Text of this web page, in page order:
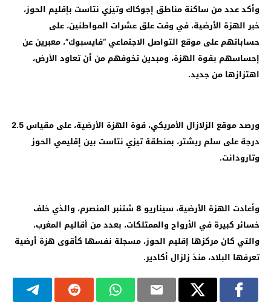
وأكد عدد من ساكنة مناطق إجوكاك وتيزي نتاست بإقليم الحوز،
خبر الهزة الأرضية، في وقت علق عشرات المواطنين، على
حساباتهم على موقع التواصل الاجتماعي “فايسبوك”، معبرين عن
إحساسهم بقوة الهزة، ومبدين تخوفهم من أن تعاود الأرض،
اهتزازها من جديد.
ورصد موقع الزلازال الأمريكي، قوة الهزة الأرضية، على مقياس 2.5
درجة على سلم ريشتر، بمنطقة تيزي نتاست بين إقليمي الحوز
وتارودانت.
وأعادت الهزة الأرضية، سيناريو 8 شتنبر المنصرم، والذي خلف
خسائر كبيرة في الأرواح والممتلكات، بعدد من أقاليم المغرب،
والتي كان مركزها إقليم الحوز، مسجلة نفسها كأقوى هزة أرضية
تعرفها البلاد، منذ زلزال أكادير.